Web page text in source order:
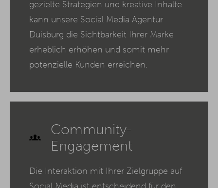
gezielte Strategien und kreative Inhalte
kann unsere Social Media Agentur
Duisburg die Sichtbarkeit Ihrer Marke
erheblich erhöhen und somit mehr
potenzielle Kunden erreichen.
Community-
Engagement
Die Interaktion mit Ihrer Zielgruppe auf
Social Media ist entscheidend für den